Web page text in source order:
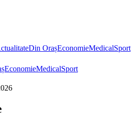
Din OrașEconomieMedicalSport
EconomieMedicalSport